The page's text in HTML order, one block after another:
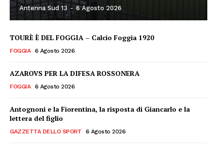
Antenna Sud 13 - 6 Agosto 2026
TOURÈ È DEL FOGGIA – Calcio Foggia 1920
FOGGIA 6 Agosto 2026
AZAROVS PER LA DIFESA ROSSONERA
FOGGIA 6 Agosto 2026
Antognoni e la Fiorentina, la risposta di Giancarlo e la
lettera del figlio
GAZZETTA DELLO SPORT 6 Agosto 2026